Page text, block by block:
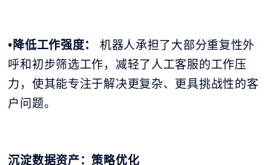
•降低工作强度： 机器人承担了大部分重复性外
呼和初步筛选工作，减轻了人工客服的工作压
力，使其能专注于解决更复杂、更具挑战性的客
户问题。
沉淀数据资产：策略优化